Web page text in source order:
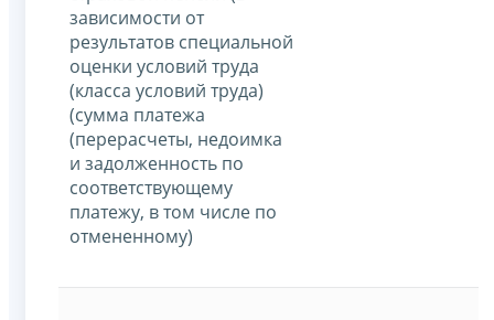
зависимости от
результатов специальной
оценки условий труда
(класса условий труда)
(сумма платежа
(перерасчеты, недоимка
и задолженность по
соответствующему
платежу, в том числе по
отмененному)